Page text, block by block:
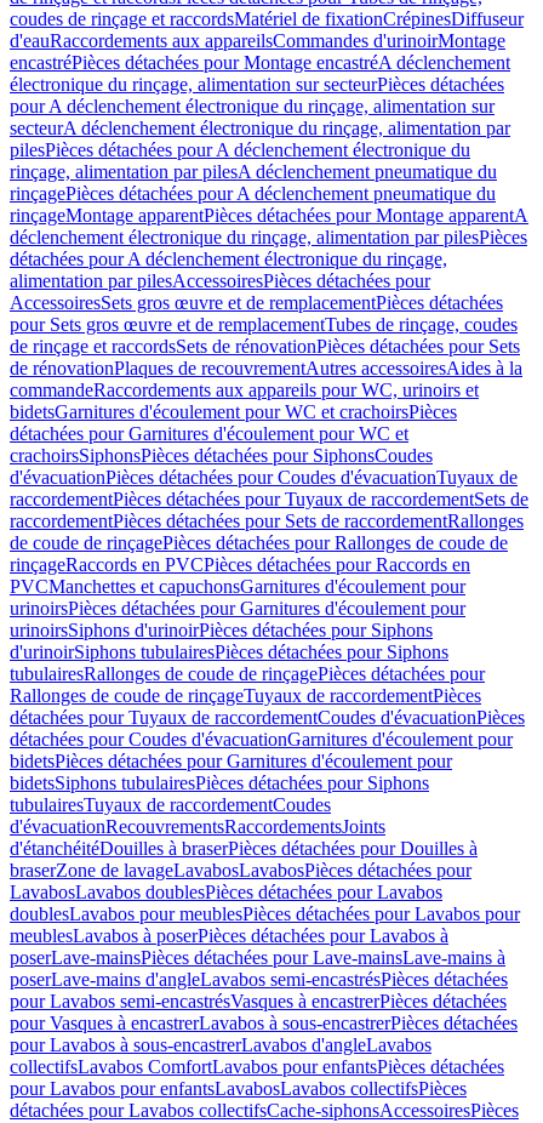
coudes de rinçage et raccordsMatériel de fixationCrépinesDiffuseur
d'eauRaccordements aux appareilsCommandes d'urinoirMontage
encastréPièces détachées pour Montage encastréA déclenchement
électronique du rinçage, alimentation sur secteurPièces détachées
pour A déclenchement électronique du rinçage, alimentation sur
secteurA déclenchement électronique du rinçage, alimentation par
pilesPièces détachées pour A déclenchement électronique du
rinçage, alimentation par pilesA déclenchement pneumatique du
rinçagePièces détachées pour A déclenchement pneumatique du
rinçageMontage apparentPièces détachées pour Montage apparentA
déclenchement électronique du rinçage, alimentation par pilesPièces
détachées pour A déclenchement électronique du rinçage,
alimentation par pilesAccessoiresPièces détachées pour
AccessoiresSets gros œuvre et de remplacementPièces détachées
pour Sets gros œuvre et de remplacementTubes de rinçage, coudes
de rinçage et raccordsSets de rénovationPièces détachées pour Sets
de rénovationPlaques de recouvrementAutres accessoiresAides à la
commandeRaccordements aux appareils pour WC, urinoirs et
bidetsGarnitures d'écoulement pour WC et crachoirsPièces
détachées pour Garnitures d'écoulement pour WC et
crachoirsSiphonsPièces détachées pour SiphonsCoudes
d'évacuationPièces détachées pour Coudes d'évacuationTuyaux de
raccordementPièces détachées pour Tuyaux de raccordementSets de
raccordementPièces détachées pour Sets de raccordementRallonges
de coude de rinçagePièces détachées pour Rallonges de coude de
rinçageRaccords en PVCPièces détachées pour Raccords en
PVCManchettes et capuchonsGarnitures d'écoulement pour
urinoirsPièces détachées pour Garnitures d'écoulement pour
urinoirsSiphons d'urinoirPièces détachées pour Siphons
d'urinoirSiphons tubulairesPièces détachées pour Siphons
tubulairesRallonges de coude de rinçagePièces détachées pour
Rallonges de coude de rinçageTuyaux de raccordementPièces
détachées pour Tuyaux de raccordementCoudes d'évacuationPièces
détachées pour Coudes d'évacuationGarnitures d'écoulement pour
bidetsPièces détachées pour Garnitures d'écoulement pour
bidetsSiphons tubulairesPièces détachées pour Siphons
tubulairesTuyaux de raccordementCoudes
d'évacuationRecouvrementsRaccordementsJoints
d'étanchéitéDouilles à braserPièces détachées pour Douilles à
braserZone de lavageLavabosLavabosPièces détachées pour
LavabosLavabos doublesPièces détachées pour Lavabos
doublesLavabos pour meublesPièces détachées pour Lavabos pour
meublesLavabos à poserPièces détachées pour Lavabos à
poserLave-mainsPièces détachées pour Lave-mainsLave-mains à
poserLave-mains d'angleLavabos semi-encastrésPièces détachées
pour Lavabos semi-encastrésVasques à encastrerPièces détachées
pour Vasques à encastrerLavabos à sous-encastrerPièces détachées
pour Lavabos à sous-encastrerLavabos d'angleLavabos
collectifsLavabos ComfortLavabos pour enfantsPièces détachées
pour Lavabos pour enfantsLavabosLavabos collectifsPièces
détachées pour Lavabos collectifsCache-siphonsAccessoiresPièces